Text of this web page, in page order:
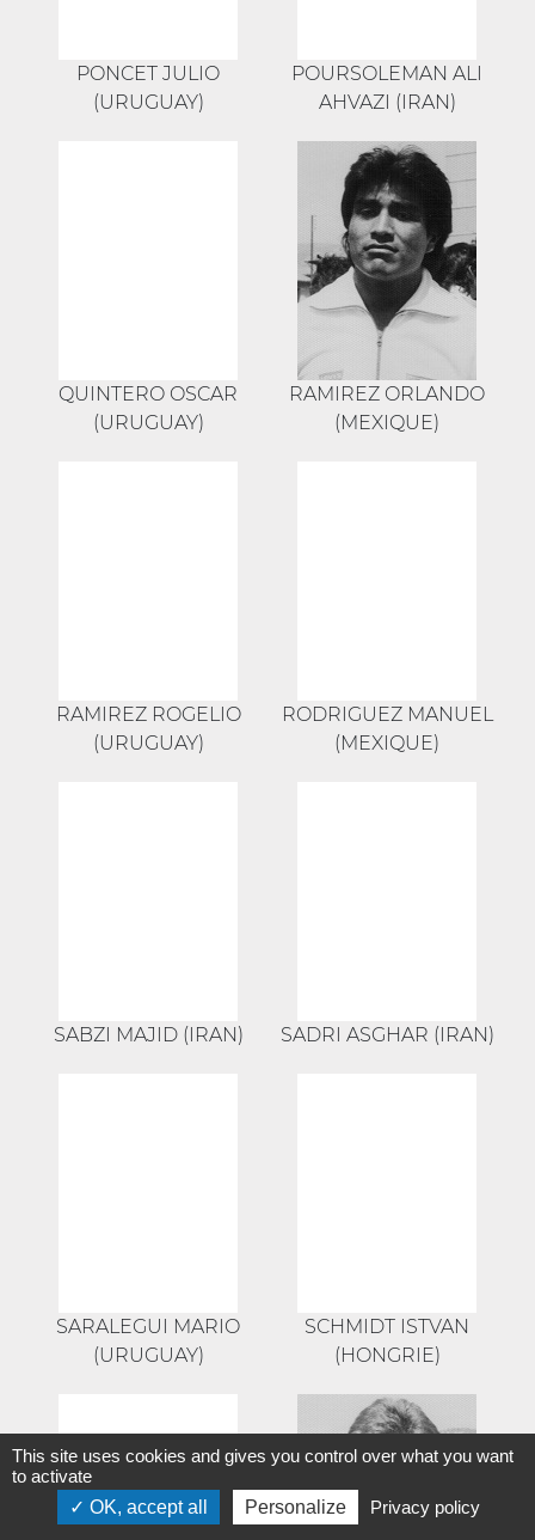
PONCET JULIO
(URUGUAY)
POURSOLEMAN ALI
AHVAZI (IRAN)
QUINTERO OSCAR
(URUGUAY)
RAMIREZ ORLANDO
(MEXIQUE)
RAMIREZ ROGELIO
(URUGUAY)
RODRIGUEZ MANUEL
(MEXIQUE)
SABZI MAJID (IRAN) SADRI ASGHAR (IRAN)
SARALEGUI MARIO
(URUGUAY)
SCHMIDT ISTVAN
(HONGRIE)
This site uses cookies and gives you control over what you want
to activate
OK, accept all
Personalize Privacy policy